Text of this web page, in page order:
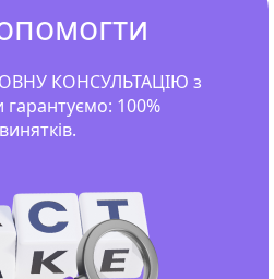
КОНСУЛЬТАЦІЮ з
100%